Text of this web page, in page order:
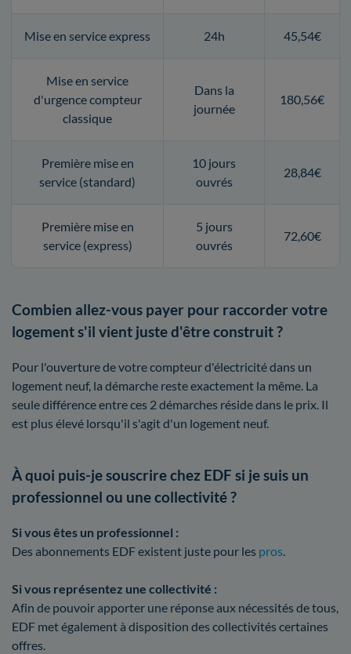
Mise en service express 24h 45,54€
Mise en service
d'urgence compteur
classique
Dans la
journée
180,56€
Première mise en
service (standard)
10 jours
ouvrés
28,84€
Première mise en
service (express)
5 jours
ouvrés
72,60€
Combien allez-vous payer pour raccorder votre
logement s'il vient juste d'être construit ?
Pour l'ouverture de votre compteur d'électricité dans un
logement neuf, la démarche reste exactement la même. La
seule différence entre ces 2 démarches réside dans le prix. Il
est plus élevé lorsqu'il s'agit d'un logement neuf.
À quoi puis-je souscrire chez EDF si je suis un
professionnel ou une collectivité ?
Si vous êtes un professionnel :
Des abonnements EDF existent juste pour les pros.
Si vous représentez une collectivité :
Afin de pouvoir apporter une réponse aux nécessités de tous,
EDF met également à disposition des collectivités certaines
offres.